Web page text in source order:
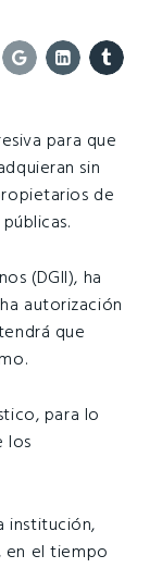
para que
sin
de
(DGII), ha
autorización
que
para lo
los
institución,
en el tiempo